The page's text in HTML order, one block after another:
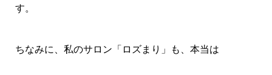
す。
ちなみに、私のサロン「ロズまり」も、本当は